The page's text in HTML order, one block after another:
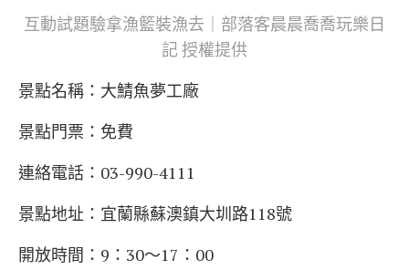
互動試題驗拿漁籃裝漁去｜部落客晨晨喬喬玩樂日
記 授權提供
景點名稱： 大鯖魚夢工廠
景點門票：免費
連絡電話：03-990-4111
景點地址：宜蘭縣蘇澳鎮大圳路118號
開放時間：9：30～17：00